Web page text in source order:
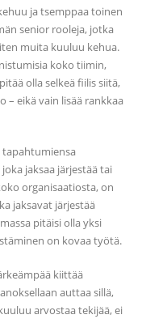
ja tsemppaa toinen
senior rooleja, jotka
muita kuuluu kehua.
koko tiimin,
olla selkeä fiilis siitä,
– eikä vain lisää rankkaa
jaksaa järjestää tai
organisaatiosta, on
jaksavat järjestää
pitäisi olla yksi
on kovaa työtä.
kiittää
auttaa sillä,
arvostaa tekijää, ei